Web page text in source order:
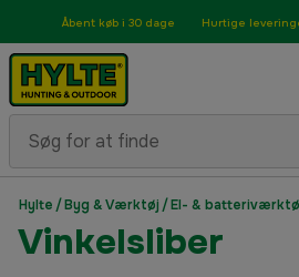
Åbent køb i 30 dage Hurtige
Hylte /Byg & Værktøj /El- &
Vinkelsliber